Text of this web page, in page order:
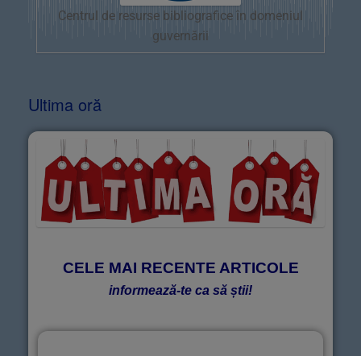
Centrul de resurse bibliografice în domeniul
guvernării
Ultima oră
CELE MAI RECENTE ARTICOLE
informează-te ca să știi!